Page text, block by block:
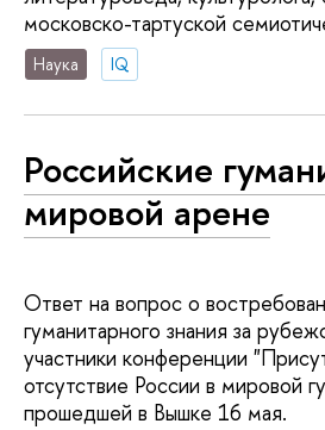
московско-тартуской
Наука IQ
Российские
мировой арене
Ответ на вопрос о
гуманитарного знания за
участники конференции
отсутствие России в мировой
прошедшей в Вышке 16 мая.